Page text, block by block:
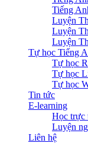
Tiếng
Luyện
Luyện
Luyện
Tự học Tiếng
Tự học
Tự học
Tự học
Tin tức
E-learning
Học trực
Luyện
Liên hệ